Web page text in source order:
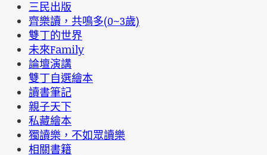
三民出版
齊樂讀，共鳴多(0~3歲)
雙丁的世界
未來Family
論壇演講
雙丁自選繪本
讀書筆記
親子天下
私藏繪本
獨讀樂，不如眾讀樂
相關書籍